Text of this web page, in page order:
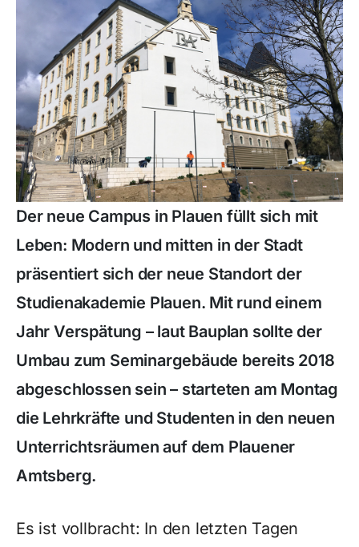
Der neue Campus in Plauen füllt sich mit
Leben: Modern und mitten in der Stadt
präsentiert sich der neue Standort der
Studienakademie Plauen. Mit rund einem
Jahr Verspätung – laut Bauplan sollte der
Umbau zum Seminargebäude bereits 2018
abgeschlossen sein – starteten am Montag
die Lehrkräfte und Studenten in den neuen
Unterrichtsräumen auf dem Plauener
Amtsberg.
Es ist vollbracht: In den letzten Tagen